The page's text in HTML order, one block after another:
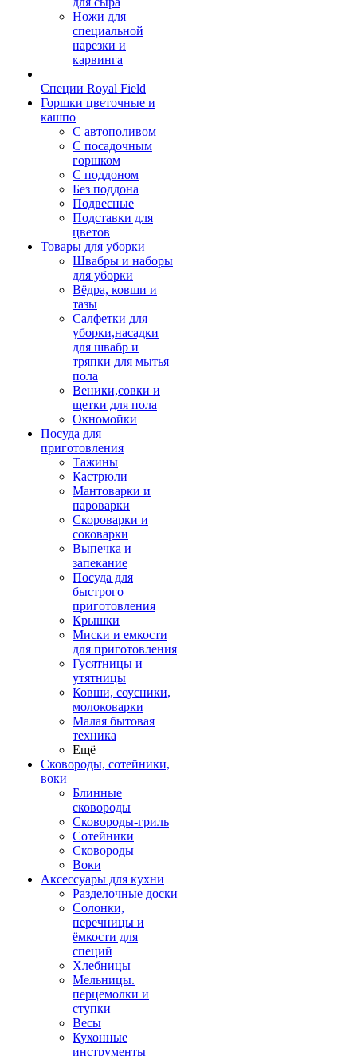
Ножи для
специальной
нарезки и
карвинга
Специи Royal Field
Горшки цветочные и
кашпо
С автополивом
С посадочным
горшком
С поддоном
Без поддона
Подвесные
Подставки для
цветов
Товары для уборки
Швабры и наборы
для уборки
Вёдра, ковши и
тазы
Салфетки для
уборки,насадки
для швабр и
тряпки для мытья
пола
Веники,совки и
щетки для пола
Окномойки
Посуда для
приготовления
Тажины
Кастрюли
Мантоварки и
пароварки
Скороварки и
соковарки
Выпечка и
запекание
Посуда для
быстрого
приготовления
Крышки
Миски и емкости
для приготовления
Гусятницы и
утятницы
Ковши, соусники,
молоковарки
Малая бытовая
техника
Ещё
Сковороды, сотейники,
воки
Блинные
сковороды
Сковороды-гриль
Сотейники
Сковороды
Воки
Аксессуары для кухни
Разделочные доски
Солонки,
перечницы и
ёмкости для
специй
Хлебницы
Мельницы.
перцемолки и
ступки
Весы
Кухонные
инструменты